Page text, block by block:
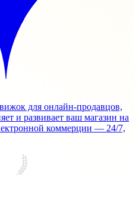
для онлайн-продавцов,
и развивает ваш магазин на
коммерции — 24/7,